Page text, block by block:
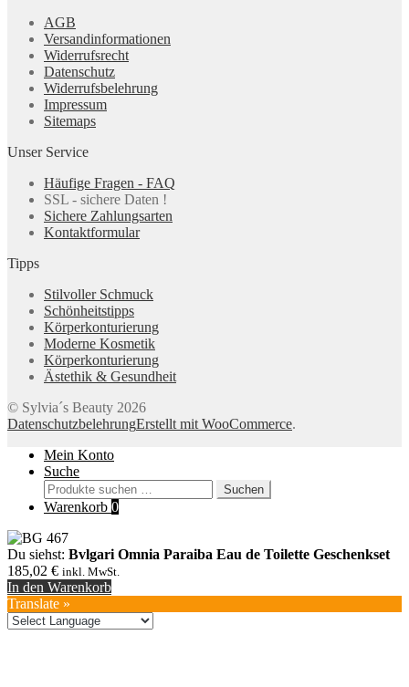
AGB
Versandinformationen
Widerrufsrecht
Datenschutz
Widerrufsbelehrung
Impressum
Sitemaps
Unser Service
Häufige Fragen - FAQ
SSL - sichere Daten !
Sichere Zahlungsarten
Kontaktformular
Tipps
Stilvoller Schmuck
Schönheitstipps
Körperkonturierung
Moderne Kosmetik
Körperkonturierung
Ästethik & Gesundheit
© Sylvia´s Beauty 2026
DatenschutzbelehrungErstellt mit WooCommerce.
Mein Konto
Suche
Suchen
nach:
Suchen
Warenkorb 0
Du siehst: Bvlgari Omnia Paraiba Eau de Toilette Geschenkset
185,02 € inkl. MwSt.
In den Warenkorb
Translate »